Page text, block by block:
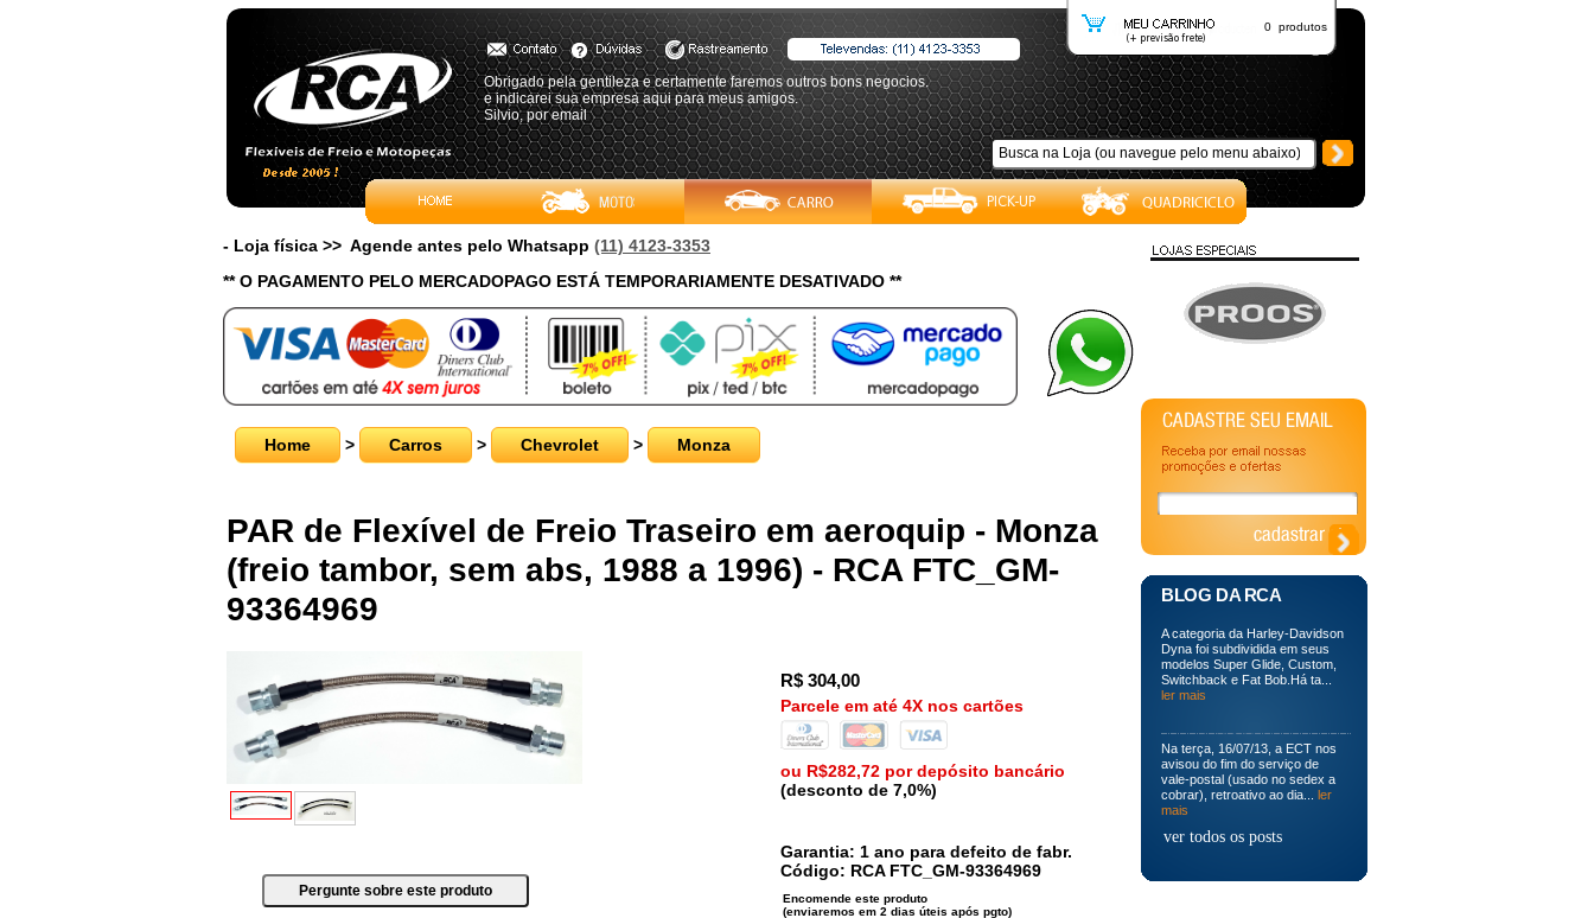
0 produtos
Obrigado pela gentileza e certamente faremos outros bons negocios.
e indicarei sua empresa aqui para meus amigos.
Silvio, por email
- Loja física >> Agende antes pelo Whatsapp (11) 4123-3353
** O PAGAMENTO PELO MERCADOPAGO ESTÁ TEMPORARIAMENTE DESATIVADO **
Home > Carros > Chevrolet > Monza
PAR de Flexível de Freio Traseiro em aeroquip - Monza
(freio tambor, sem abs, 1988 a 1996) - RCA FTC_GM-
93364969
R$304,00
Parcele em até 4X nos cartões
ou R$282,72 por depósito bancário
(desconto de 7,0%)
Garantia: 1 ano para defeito de fabr.
Código: RCAFTC_GM-93364969
BLOG DA RCA
A categoria da Harley-Davidson
Dyna foi subdividida em seus
modelos Super Glide, Custom,
Switchback e Fat Bob.Há ta...
ler mais
Na terça, 16/07/13, a ECT nos
avisou do fim do serviço de
vale-postal (usado no sedex a
cobrar), retroativo ao dia... ler
mais
ver todos os posts